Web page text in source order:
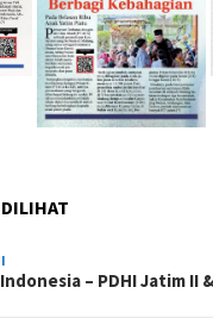
Indonesia – PDHI Jatim II